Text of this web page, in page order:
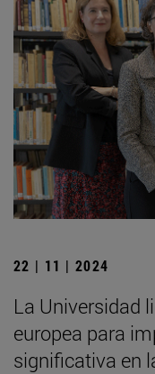
22 | 11 | 2024
La Universidad
europea para
significativa en